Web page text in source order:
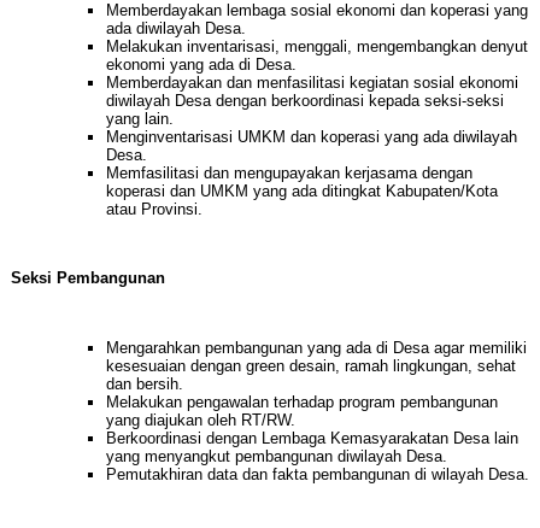
Memberdayakan lembaga sosial ekonomi dan koperasi yang
ada diwilayah Desa.
Melakukan inventarisasi, menggali, mengembangkan denyut
ekonomi yang ada di Desa.
Memberdayakan dan menfasilitasi kegiatan sosial ekonomi
diwilayah Desa dengan berkoordinasi kepada seksi-seksi
yang lain.
Menginventarisasi UMKM dan koperasi yang ada diwilayah
Desa.
Memfasilitasi dan mengupayakan kerjasama dengan
koperasi dan UMKM yang ada ditingkat Kabupaten/Kota
atau Provinsi.
Seksi Pembangunan
Mengarahkan pembangunan yang ada di Desa agar memiliki
kesesuaian dengan green desain, ramah lingkungan, sehat
dan bersih.
Melakukan pengawalan terhadap program pembangunan
yang diajukan oleh RT/RW.
Berkoordinasi dengan Lembaga Kemasyarakatan Desa lain
yang menyangkut pembangunan diwilayah Desa.
Pemutakhiran data dan fakta pembangunan di wilayah Desa.